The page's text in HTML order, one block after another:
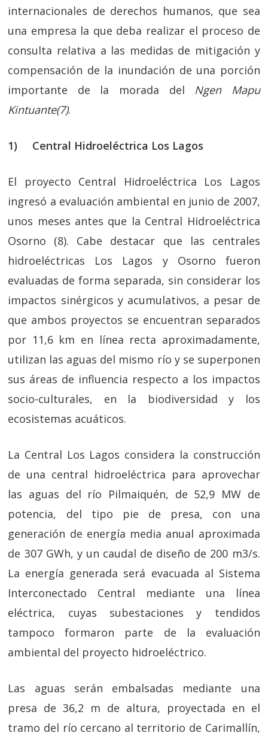
internacionales de derechos humanos, que sea
una empresa la que deba realizar el proceso de
consulta relativa a las medidas de mitigación y
compensación de la inundación de una porción
importante de la morada del Ngen Mapu
Kintuante(7).
1) Central Hidroeléctrica Los Lagos
El proyecto Central Hidroeléctrica Los Lagos
ingresó a evaluación ambiental en junio de 2007,
unos meses antes que la Central Hidroeléctrica
Osorno (8). Cabe destacar que las centrales
hidroeléctricas Los Lagos y Osorno fueron
evaluadas de forma separada, sin considerar los
impactos sinérgicos y acumulativos, a pesar de
que ambos proyectos se encuentran separados
por 11,6 km en línea recta aproximadamente,
utilizan las aguas del mismo río y se superponen
sus áreas de influencia respecto a los impactos
socio-culturales, en la biodiversidad y los
ecosistemas acuáticos.
La Central Los Lagos considera la construcción
de una central hidroeléctrica para aprovechar
las aguas del río Pilmaiquén, de 52,9 MW de
potencia, del tipo pie de presa, con una
generación de energía media anual aproximada
de 307 GWh, y un caudal de diseño de 200 m3/s.
La energía generada será evacuada al Sistema
Interconectado Central mediante una línea
eléctrica, cuyas subestaciones y tendidos
tampoco formaron parte de la evaluación
ambiental del proyecto hidroeléctrico.
Las aguas serán embalsadas mediante una
presa de 36,2 m de altura, proyectada en el
tramo del río cercano al territorio de Carimallín,